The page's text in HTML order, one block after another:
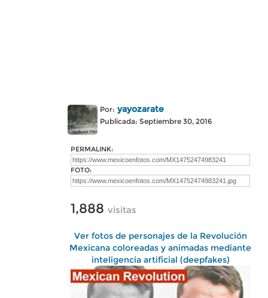
Por: yayozarate
Publicada: Septiembre 30, 2016
PERMALINK:
FOTO:
1,888 visitas
Ver fotos de personajes de la Revolución
Mexicana coloreadas y animadas mediante
inteligencia artificial (deepfakes)